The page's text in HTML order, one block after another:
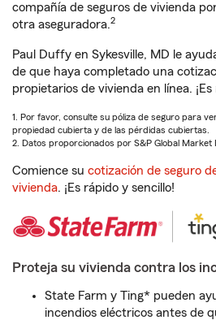
compañía de seguros de vivienda
otra aseguradora.2
Paul Duffy en Sykesville, MD le
de que haya completado una
propietarios de vivienda en línea.
1. Por favor, consulte su póliza de seguro para
propiedad cubierta y de las pérdidas cubiertas.
2. Datos proporcionados por S&P Global Market
Comience su cotización de seguro
vivienda. ¡Es rápido y sencillo!
Proteja su vivienda contra los
State Farm y Ting* pueden
incendios eléctricos antes de